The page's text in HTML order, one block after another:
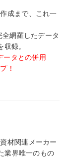
成まで、これ一
網羅したデータ
録。
ータとの併用
！
材関連メーカー
業界唯一のもの